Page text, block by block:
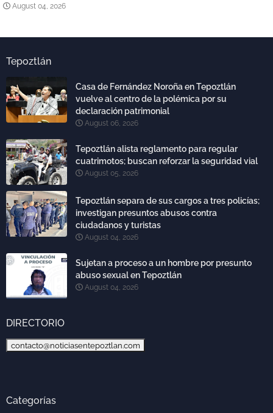
August 04, 2026
Tepoztlán
Casa de Fernández Noroña en Tepoztlán
vuelve al centro de la polémica por su
declaración patrimonial
August 06, 2026
Tepoztlán alista reglamento para regular
cuatrimotos; buscan reforzar la seguridad vial
August 05, 2026
Tepoztlán separa de sus cargos a tres policías;
investigan presuntos abusos contra
ciudadanos y turistas
August 04, 2026
Sujetan a proceso a un hombre por presunto
abuso sexual en Tepoztlán
August 04, 2026
DIRECTORIO
contacto@noticiasentepoztlan.com
Categorías